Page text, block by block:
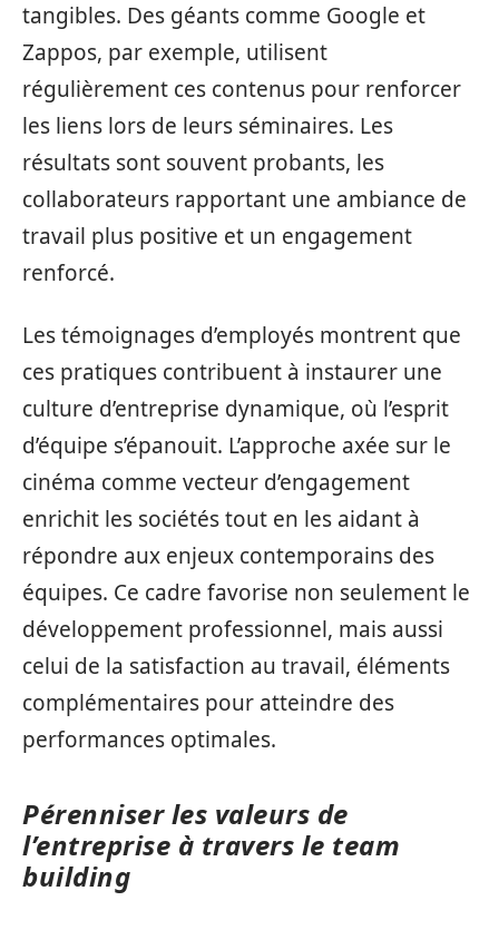
tangibles. Des géants comme Google et
Zappos, par exemple, utilisent
régulièrement ces contenus pour renforcer
les liens lors de leurs séminaires. Les
résultats sont souvent probants, les
collaborateurs rapportant une ambiance de
travail plus positive et un engagement
renforcé.
Les témoignages d’employés montrent que
ces pratiques contribuent à instaurer une
culture d’entreprise dynamique, où l’esprit
d’équipe s’épanouit. L’approche axée sur le
cinéma comme vecteur d’engagement
enrichit les sociétés tout en les aidant à
répondre aux enjeux contemporains des
équipes. Ce cadre favorise non seulement le
développement professionnel, mais aussi
celui de la satisfaction au travail, éléments
complémentaires pour atteindre des
performances optimales.
Pérenniser les valeurs de
l’entreprise à travers le team
building